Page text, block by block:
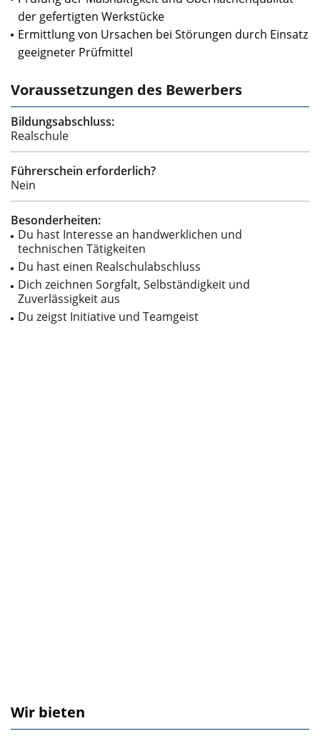
der gefertigten Werkstücke
Ermittlung von Ursachen bei Störungen durch Einsatz
geeigneter Prüfmittel
Voraussetzungen des Bewerbers
Bildungsabschluss:
Realschule
Führerschein erforderlich?
Nein
Besonderheiten:
Du hast Interesse an handwerklichen und
technischen Tätigkeiten
Du hast einen Realschulabschluss
Dich zeichnen Sorgfalt, Selbständigkeit und
Zuverlässigkeit aus
Du zeigst Initiative und Teamgeist
Wir bieten